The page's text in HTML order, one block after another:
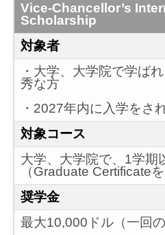
Vice-Chancellor’s
Scholarship
対象者
・大学、大学院で学ば
秀な方
・2027年内に入学をさ
対象コース
大学、大学院で、1学期
（Graduate Certificateを
奨学金
最大10,000ドル（一回の